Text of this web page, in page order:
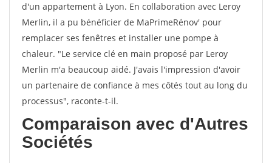
d'un appartement à Lyon. En collaboration avec Leroy
Merlin, il a pu bénéficier de MaPrimeRénov' pour
remplacer ses fenêtres et installer une pompe à
chaleur. "Le service clé en main proposé par Leroy
Merlin m'a beaucoup aidé. J'avais l'impression d'avoir
un partenaire de confiance à mes côtés tout au long du
processus", raconte-t-il.
Comparaison avec d'Autres
Sociétés